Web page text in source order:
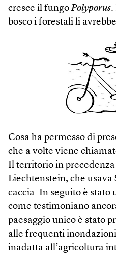
cresce il fungo Polyporus.
bosco i forestali li
Cosa ha permesso di
che a volte viene
Il territorio in
Liech­tenstein, che
caccia. In seguito è stato
come testimoniano
paesaggio unico è stato
alle frequenti
inadatta all’agricoltura